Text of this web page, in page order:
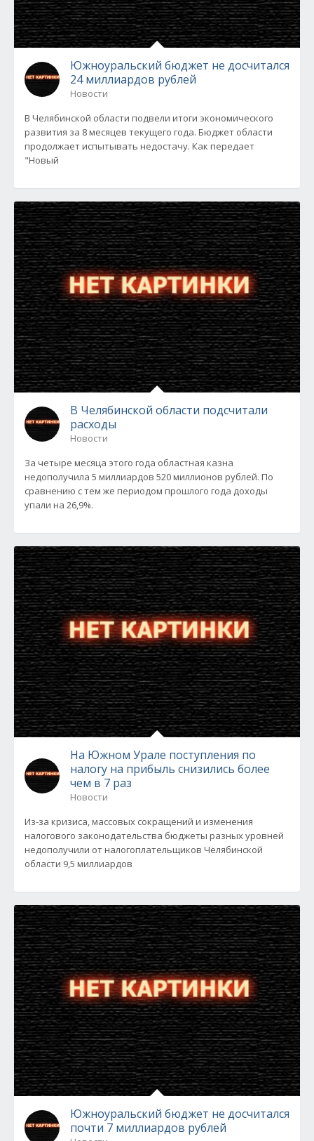
Южноуральский бюджет не досчитался
24 миллиардов рублей
Новости
В Челябинской области подвели итоги экономического
развития за 8 месяцев текущего года. Бюджет области
продолжает испытывать недостачу. Как передает
"Новый
В Челябинской области подсчитали
расходы
Новости
За четыре месяца этого года областная казна
недополучила 5 миллиардов 520 миллионов рублей. По
сравнению с тем же периодом прошлого года доходы
упали на 26,9%.
На Южном Урале поступления по
налогу на прибыль снизились более
чем в 7 раз
Новости
Из-за кризиса, массовых сокращений и изменения
налогового законодательства бюджеты разных уровней
недополучили от налогоплательщиков Челябинской
области 9,5 миллиардов
Южноуральский бюджет не досчитался
почти 7 миллиардов рублей